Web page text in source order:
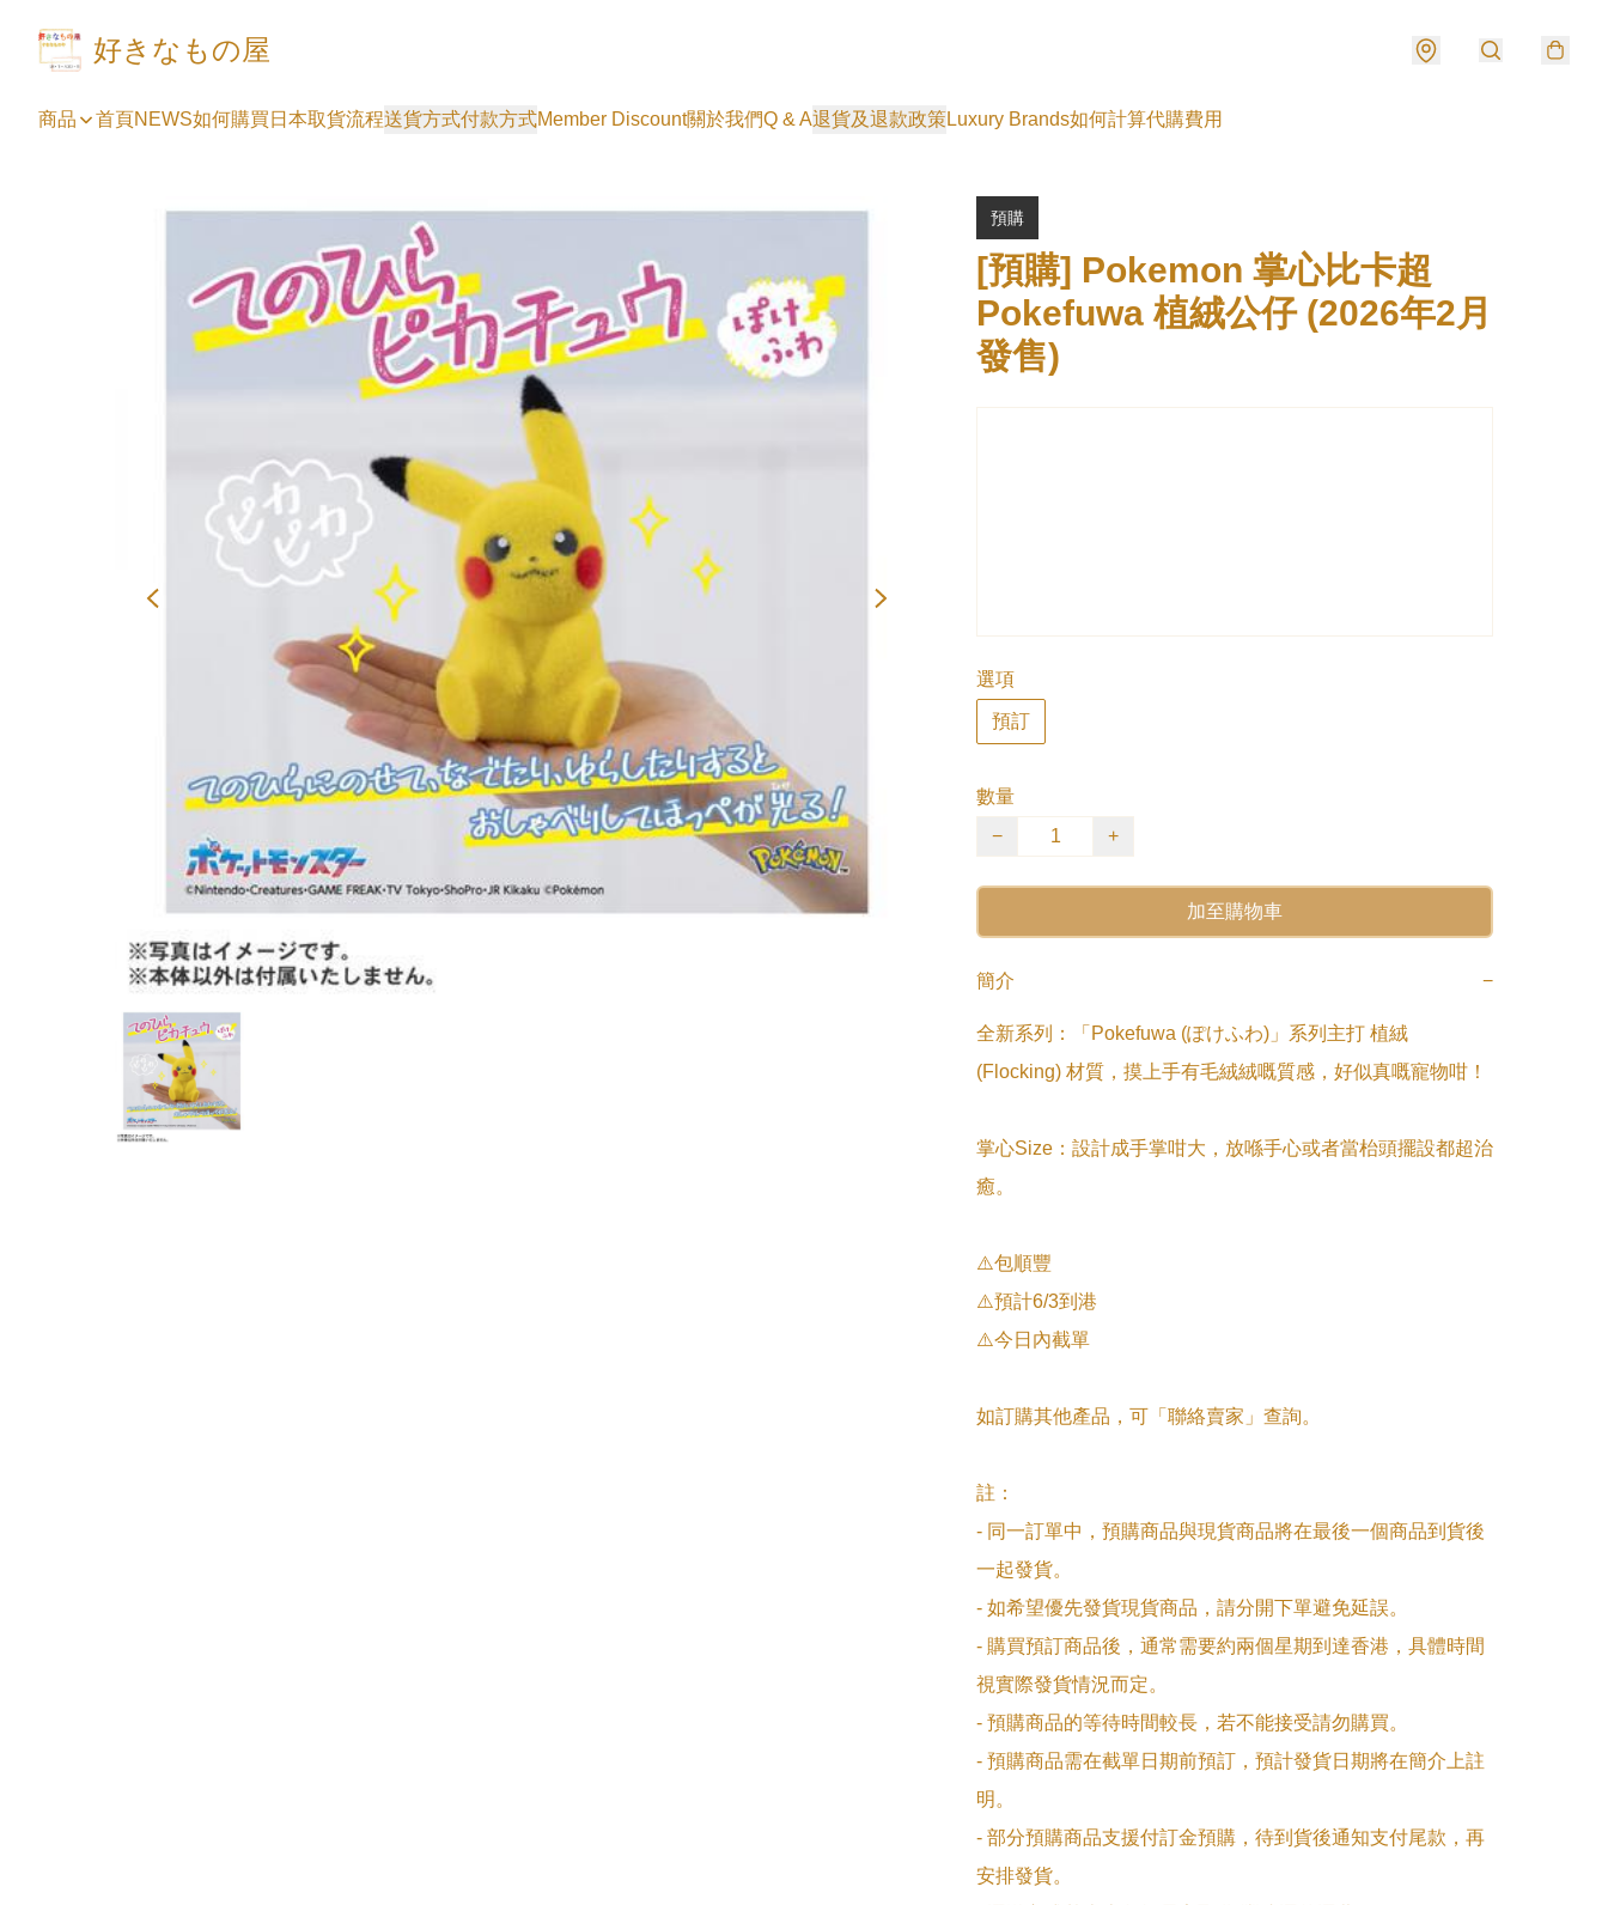
好きなもの屋
商品 首頁NEWS如何購買 日本取貨流程送貨方式付款方式Member Discount關於我們Q & A退貨及退款政策Luxury Brands如何計算代購費用
預購
[預購] Pokemon 掌心比卡超
Pokefuwa 植絨公仔 (2026年2月
發售)
選項
預訂
數量
−
+
加至購物車
簡介 −
全新系列：「Pokefuwa (ぽけふわ)」系列主打 植絨
(Flocking) 材質，摸上手有毛絨絨嘅質感，好似真嘅寵物咁！
掌心Size：設計成手掌咁大，放喺手心或者當枱頭擺設都超治
癒。
⚠️包順豐
⚠️預計6/3到港
⚠️今日內截單
如訂購其他產品，可「聯絡賣家」查詢。
註：
- 同一訂單中，預購商品與現貨商品將在最後一個商品到貨後
一起發貨。
- 如希望優先發貨現貨商品，請分開下單避免延誤。
- 購買預訂商品後，通常需要約兩個星期到達香港，具體時間
視實際發貨情況而定。
- 預購商品的等待時間較長，若不能接受請勿購買。
- 預購商品需在截單日期前預訂，預計發貨日期將在簡介上註
明。
- 部分預購商品支援付訂金預購，待到貨後通知支付尾款，再
安排發貨。